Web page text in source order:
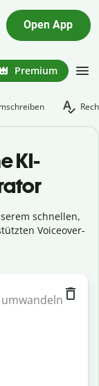
Open App
Premium
KI-
schnellen,
Voiceover-